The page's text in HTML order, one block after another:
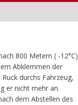
800 Metern ( -12°C)
Abklemmen der
durchs Fahrzeug,
er nicht mehr an.
dem Abstellen des